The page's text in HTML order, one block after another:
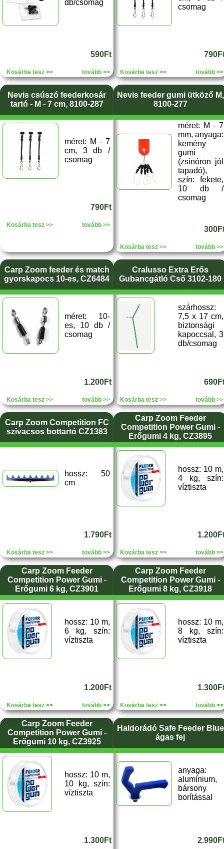
db/csomag
590Ft
Kosárba tesz >> tovább >>
csomag
Kosárba tesz >> tovább >>
Nevis csúszó feederkosár
tartó - M - 7 cm, 8100-287
méret: M - 7
cm, 3 db /
csomag
790Ft
Kosárba tesz >> tovább >>
Nevis feeder gumi ütköző M,
8100-277
méret: M - 7
mm, anyaga:
kemény
gumi
(zsinóron jól
tapadó),
szín: fekete,
10 db /
csomag
Kosárba tesz >> tovább >>
Carp Zoom feeder és match
gyorskapocs 10-es, CZ6484
méret: 10-
es, 10 db /
csomag
1.200Ft
Kosárba tesz >> tovább >>
Cralusso Extra Erős
Gubancgátló Cső 3102-180
szárhossz:
7,5 x 17 cm,
biztonsági
kapoccsal, 3
db/csomag
Kosárba tesz >> tovább >>
Carp Zoom Competition FC
szivacsos bottartó CZ1383
hossz: 50
cm
1.790Ft
Kosárba tesz >> tovább >>
Carp Zoom Feeder
Competition Power Gumi -
Erőgumi 4 kg, CZ3895
hossz: 10 m,
4 kg, szín:
víztiszta
Kosárba tesz >> tovább >>
Carp Zoom Feeder
Competition Power Gumi -
Erőgumi 6 kg, CZ3901
hossz: 10 m,
6 kg, szín:
víztiszta
1.200Ft
Kosárba tesz >> tovább >>
Carp Zoom Feeder
Competition Power Gumi -
Erőgumi 8 kg, CZ3918
hossz: 10 m,
8 kg, szín:
víztiszta
Kosárba tesz >> tovább >>
Carp Zoom Feeder
Competition Power Gumi -
Erőgumi 10 kg, CZ3925
hossz: 10 m,
10 kg, szín:
víztiszta
1.300Ft
Haldorádó Safe Feeder Blue
ágas fej
anyaga:
alumínium,
bársony
borítással